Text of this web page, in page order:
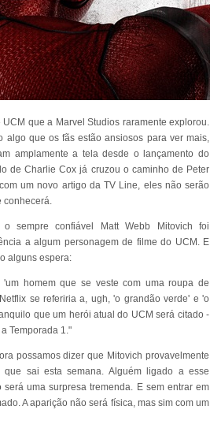
que a Marvel Studios raramente explorou.
algo que os fãs estão ansiosos para ver mais,
amplamente a tela desde o lançamento do
de Charlie Cox já cruzou o caminho de Peter
um novo artigo da TV Line, eles não serão
conhecerá.
sempre confiável Matt Webb Mitovich foi
a algum personagem de filme do UCM. E
alguns espera:
homem que se veste com uma roupa de
se referiria a, ugh, 'o grandão verde' e 'o
que um herói atual do UCM será citado -
Temporada 1."
possamos dizer que Mitovich provavelmente
sai esta semana. Alguém ligado a esse
uma surpresa tremenda. E sem entrar em
A aparição não será física, mas sim com um